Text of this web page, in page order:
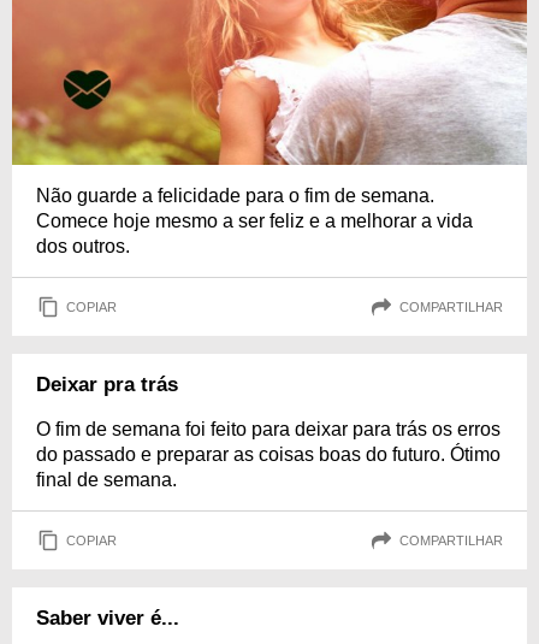
Não guarde a felicidade para o fim de semana.
Comece hoje mesmo a ser feliz e a melhorar a vida
dos outros.
COPIAR COMPARTILHAR
Deixar pra trás
O fim de semana foi feito para deixar para trás os erros
do passado e preparar as coisas boas do futuro. Ótimo
final de semana.
COPIAR COMPARTILHAR
Saber viver é...